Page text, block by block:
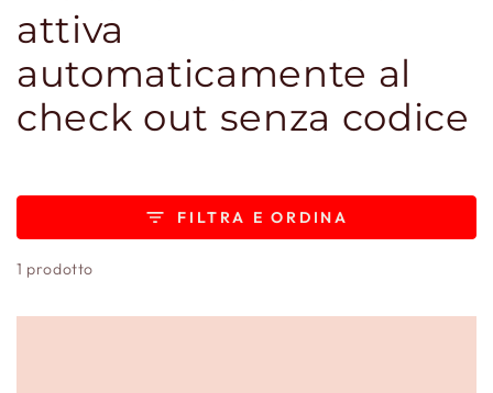
attiva
automaticamente al
check out senza codice
FILTRA E ORDINA
1 prodotto